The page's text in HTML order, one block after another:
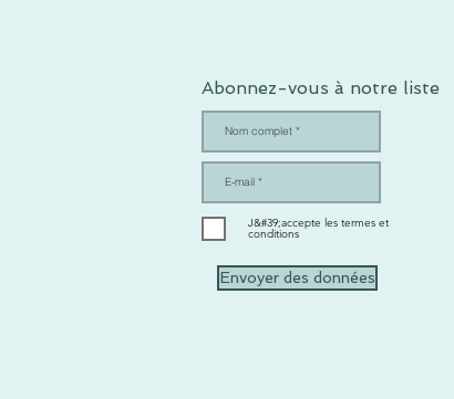
Abonnez-vous à notre liste
J&#39;accepte les termes et
conditions
Envoyer des données